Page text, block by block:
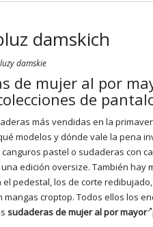
damskich
damskie
de mujer al por
de
más vendidas en la
modelos y dónde vale la pena
pastel o sudaderas con
edición oversize. También hay
pedestal, los de corte
mangas croptop. Todos ellos los
sudaderas de mujer al por mayor